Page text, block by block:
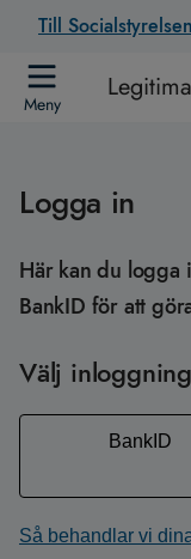
Till
Meny
Logga in
Här kan du logga
BankID för att
Välj
BankID
Så behandlar vi